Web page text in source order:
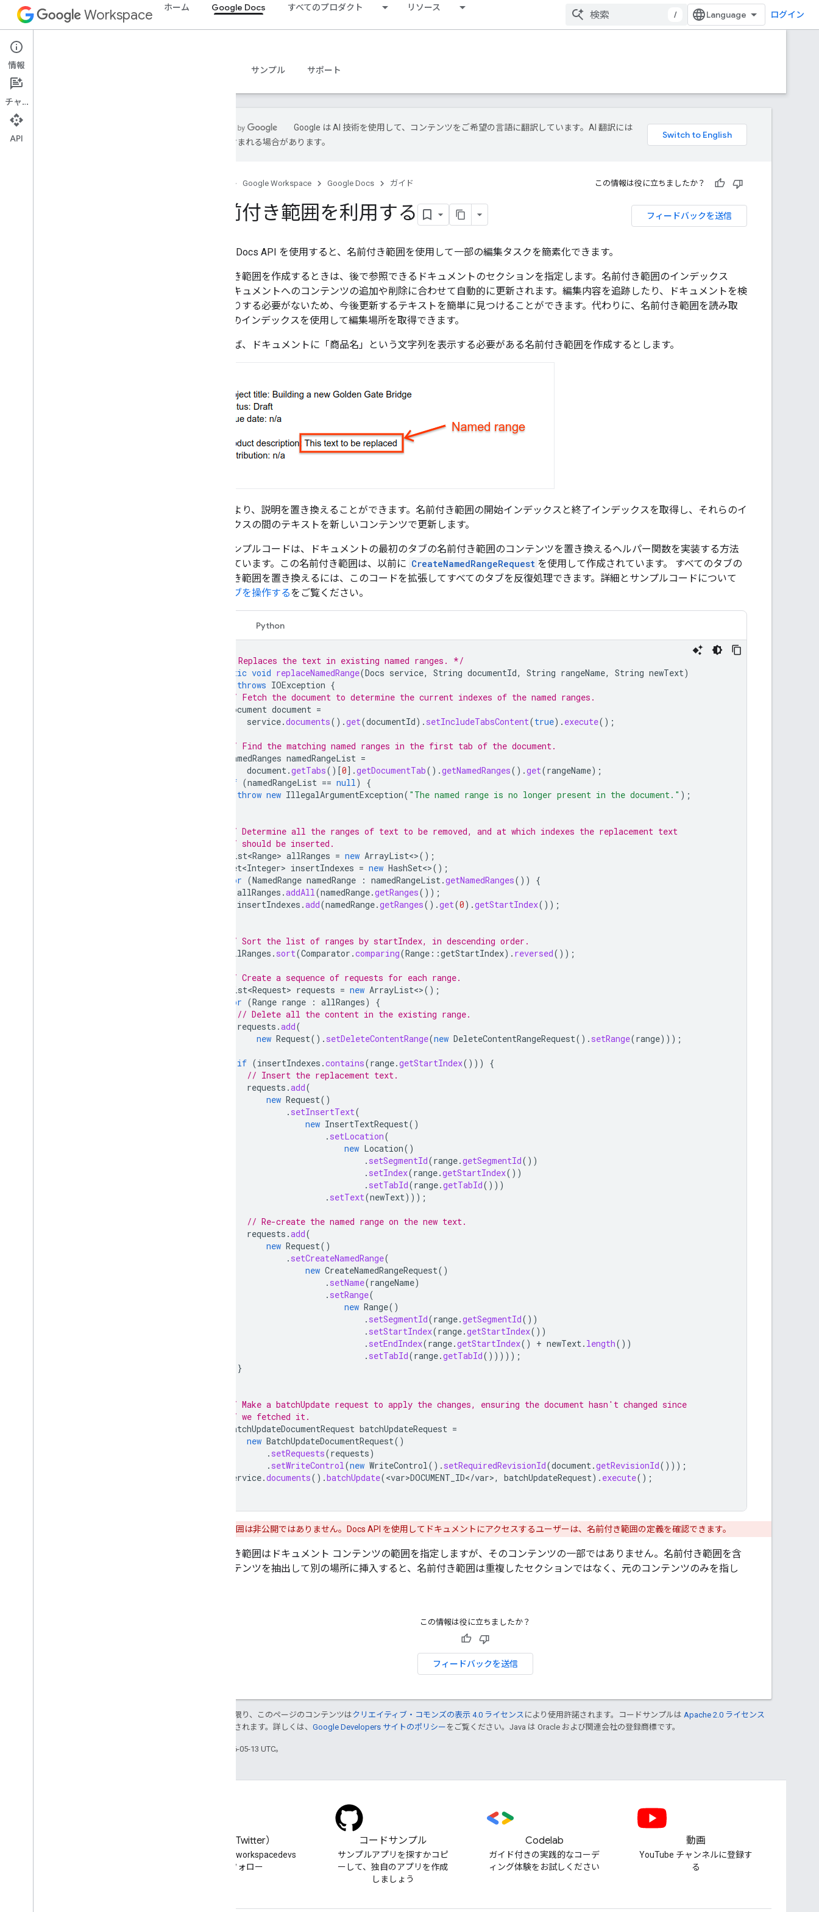
Workspace ホーム Google Docs すべてのプロダクト リソース
/ ログイン
Google Docs
概要 サンプル サポート
Google は AI 技術を使用して、コンテンツをご希望の言語に翻訳しています。AI 翻訳には
誤りが含まれる場合があります。
Google Workspace Google Docs ガイド この情報は役に立ちましたか？
フィードバックを送信
名前付き範囲を利用する
Google Docs API を使用すると、名前付き範囲を使用して一部の編集タスクを簡素化できます。
名前付き範囲を作成するときは、後で参照できるドキュメントのセクションを指定します。名前付き範囲のインデックス
は、ドキュメントへのコンテンツの追加や削除に合わせて自動的に更新されます。編集内容を追跡したり、ドキュメントを検
索したりする必要がないため、今後更新するテキストを簡単に見つけることができます。代わりに、名前付き範囲を読み取
り、そのインデックスを使用して編集場所を取得できます。
たとえば、ドキュメントに「商品名」という文字列を表示する必要がある名前付き範囲を作成するとします。
これにより、説明を置き換えることができます。名前付き範囲の開始インデックスと終了インデックスを取得し、それらのイ
ンデックスの間のテキストを新しいコンテンツで更新します。
次のサンプルコードは、ドキュメントの最初のタブの名前付き範囲のコンテンツを置き換えるヘルパー関数を実装する方法
を示しています。この名前付き範囲は、以前に CreateNamedRangeRequest を使用して作成されています。 すべてのタブの
名前付き範囲を置き換えるには、このコードを拡張してすべてのタブを反復処理できます。詳細とサンプルコードについて
タブを操作するをご覧ください。
Python
/** Replaces the text in existing named ranges. */
static void replaceNamedRange(Docs service, String documentId, String rangeName, String newText)
throws IOException {
// Fetch the document to determine the current indexes of the named ranges.
Document document =
service.documents().get(documentId). setIncludeTabsContent(true). execute();
// Find the matching named ranges in the first tab of the document.
NamedRanges namedRangeList =
document.getTabs() [0] .getDocumentTab().getNamedRanges().get(rangeName);
if (namedRangeList == null)
{
throw new IllegalArgumentException( "The named range is no longer present in the document." );
// Determine all the ranges of text to be removed, and at which indexes the replacement text
// should be inserted.
List<Range> allRanges = new ArrayList<>();
Set<Integer> insertIndexes = new HashSet<>();
for (NamedRange namedRange : namedRangeList.getNamedRanges())
{
allRanges .addAll(namedRange.getRanges());
insertIndexes .add(namedRange.getRanges().get(0).getStartIndex());
// Sort the list of ranges by startIndex, in descending order.
allRanges . sort(Comparator .comparing(Range ::getStartIndex). reversed());
// Create a sequence of requests for each range.
List<Request> requests = new ArrayList<>();
for (Range range : allRanges)
{
// Delete all the content in the existing range.
requests .add(
new Request(). setDeleteContentRange(new DeleteContentRangeRequest(). setRange(range)));
if (insertIndexes .contains(range.getStartIndex()))
{
// Insert the replacement text.
requests .add(
new Request()
. setInsertText(
new InsertTextRequest()
. setLocation(
new Location()
. setSegmentId(range.getSegmentId())
. setIndex(range.getStartIndex())
. setTabId(range.getTabId()))
. setText(newText)));
// Re-create the named range on the new text.
requests .add(
new Request()
. setCreateNamedRange(
new CreateNamedRangeRequest()
. setName(rangeName)
. setRange(
new Range()
. setSegmentId(range.getSegmentId())
. setStartIndex(range.getStartIndex())
. setEndIndex(range.getStartIndex() + newText. length())
. setTabId(range.getTabId()))));
}
// Make a batchUpdate request to apply the changes, ensuring the document hasn't changed since
// we fetched it.
BatchUpdateDocumentRequest batchUpdateRequest =
new BatchUpdateDocumentRequest()
. setRequests(requests)
. setWriteControl(new WriteControl(). setRequiredRevisionId(document.getRevisionId()));
service.documents().batchUpdate(<var>DOCUMENT_ID</var>, batchUpdateRequest). execute();
名前付き範囲は非公開ではありません。Docs API を使用してドキュメントにアクセスするユーザーは、名前付き範囲の定義を確認できます。
名前付き範囲はドキュメント コンテンツの範囲を指定しますが、そのコンテンツの一部ではありません。名前付き範囲を含
むコンテンツを抽出して別の場所に挿入すると、名前付き範囲は重複したセクションではなく、元のコンテンツのみを指し
この情報は役に立ちましたか？
フィードバックを送信
特に記載のない限り、このページのコンテンツはクリエイティブ・コモンズの表示 4.0 ライセンス により使用許諾されます。コードサンプルは Apache 2.0 ライセンス
により使用許諾されます。詳しくは、 Google Developers サイトのポリシー をご覧ください。Java は Oracle および関連会社の登録商標です。
最終更新日 2026-05-13 UTC。
X（旧 Twitter）
Twitter で @workspacedevs
をフォロー
コードサンプル
サンプルアプリを探すかコピ
ーして、独自のアプリを作成
しましょう
Codelab
ガイド付きの実践的なコーデ
ィング体験をお試しください
動画
YouTube チャンネルに登録す
る
情報
チャット
API